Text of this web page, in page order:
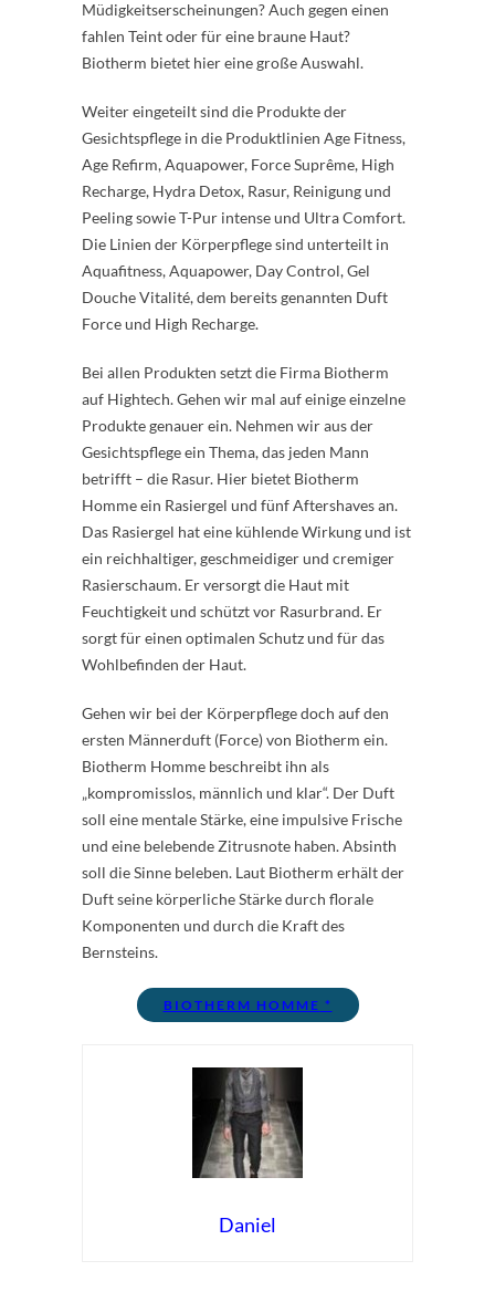
Müdigkeitserscheinungen? Auch gegen einen
fahlen Teint oder für eine braune Haut?
Biotherm bietet hier eine große Auswahl.
Weiter eingeteilt sind die Produkte der
Gesichtspflege in die Produktlinien Age Fitness,
Age Refirm, Aquapower, Force Suprême, High
Recharge, Hydra Detox, Rasur, Reinigung und
Peeling sowie T-Pur intense und Ultra Comfort.
Die Linien der Körperpflege sind unterteilt in
Aquafitness, Aquapower, Day Control, Gel
Douche Vitalité, dem bereits genannten Duft
Force und High Recharge.
Bei allen Produkten setzt die Firma Biotherm
auf Hightech. Gehen wir mal auf einige einzelne
Produkte genauer ein. Nehmen wir aus der
Gesichtspflege ein Thema, das jeden Mann
betrifft – die Rasur. Hier bietet Biotherm
Homme ein Rasiergel und fünf Aftershaves an.
Das Rasiergel hat eine kühlende Wirkung und ist
ein reichhaltiger, geschmeidiger und cremiger
Rasierschaum. Er versorgt die Haut mit
Feuchtigkeit und schützt vor Rasurbrand. Er
sorgt für einen optimalen Schutz und für das
Wohlbefinden der Haut.
Gehen wir bei der Körperpflege doch auf den
ersten Männerduft (Force) von Biotherm ein.
Biotherm Homme beschreibt ihn als
„kompromisslos, männlich und klar“. Der Duft
soll eine mentale Stärke, eine impulsive Frische
und eine belebende Zitrusnote haben. Absinth
soll die Sinne beleben. Laut Biotherm erhält der
Duft seine körperliche Stärke durch florale
Komponenten und durch die Kraft des
Bernsteins.
BIOTHERM HOMME
Daniel